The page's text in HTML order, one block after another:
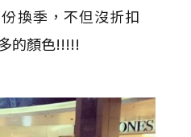
換季，不但沒折扣
的顏色!!!!!